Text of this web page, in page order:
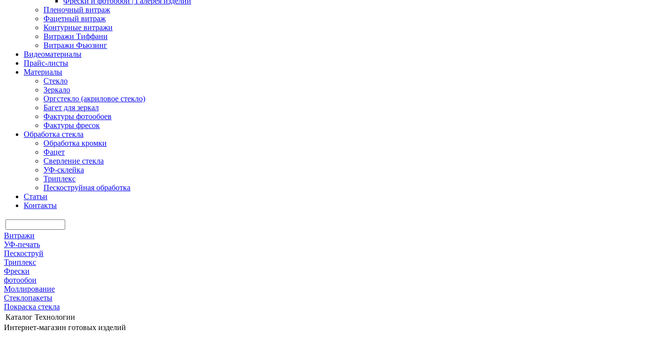
Пленочный витраж
Фацетный витраж
Контурные витражи
Витражи Тиффани
Витражи Фьюзинг
Видеоматериалы
Прайс-листы
Материалы
Стекло
Зеркало
Оргстекло (акриловое стекло)
Багет для зеркал
Фактуры фотообоев
Фактуры фресок
Обработка стекла
Обработка кромки
Фацет
Сверление стекла
УФ-склейка
Триплекс
Пескоструйная обработка
Статьи
Контакты
Витражи
УФ-печать
Пескоструй
Триплекс
Фрески
фотообои
Моллирование
Стеклопакеты
Покраска стекла
Каталог Технологии
Интернет-магазин готовых изделий